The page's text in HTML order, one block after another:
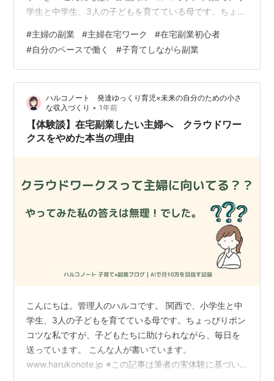
学生と中学生、3人の子どもを育てている母です。ちょっ
ら、毎日を送っています。 副業しているのはこんな人で
す。 www.harukonote.jp 「家でできる副業を始めた
い！」そう思って調べ始めたものの、最初の一歩って本
当に悩みますよね。 私も最初は、「在宅ワーク」「主婦
副業」などと検索しては、ブログ、ライター、ハンドメ
イド、アンケートな…
#主婦の副業 #主婦在宅ワーク #在宅副業初心者
#自分のペースで働く #子育てしながら副業
ハルコノート 発達ゆっくり育児×未来の自分のための小さ
な収入づくり • 1年前
【体験談】在宅副業したい主婦へ クラウドワー
クスをやめた本当の理由
こんにちは。管理人のハルコです。 関西で、小学生と中
学生、3人の子どもを育てている母です。ちょっぴりポン
コツな私ですが、子どもたちに助けられながら、毎日を
送っています。 こんな人が書いています。
www.harukonote.jp ※この記事は筆者の実体験に基づい